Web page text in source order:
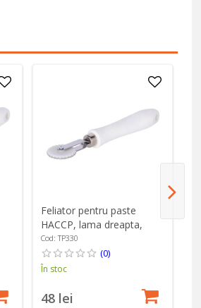
Feliator pentru paste
HACCP, lama dreapta,
latime 4 mm - Zokura
Cod: TP330
(0)
În stoc
48 lei